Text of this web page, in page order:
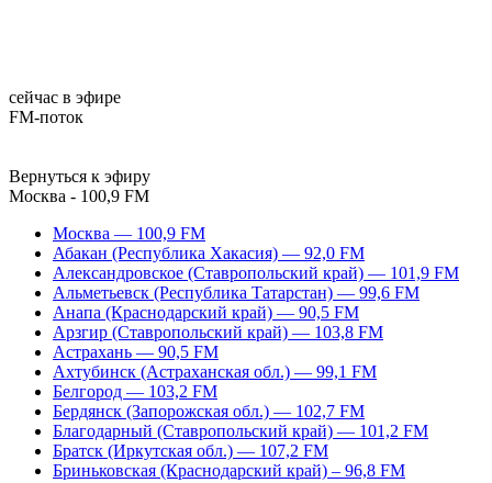
сейчас в эфире
FM-поток
Вернуться к эфиру
Москва - 100,9 FM
Москва — 100,9 FM
Абакан (Республика Хакасия) — 92,0 FM
Александровское (Ставропольский край) — 101,9 FM
Альметьевск (Республика Татарстан) — 99,6 FM
Анапа (Краснодарский край) — 90,5 FM
Арзгир (Ставропольский край) — 103,8 FM
Астрахань — 90,5 FM
Ахтубинск (Астраханская обл.) — 99,1 FM
Белгород — 103,2 FM
Бердянск (Запорожская обл.) — 102,7 FM
Благодарный (Ставропольский край) — 101,2 FM
Братск (Иркутская обл.) — 107,2 FM
Бриньковская (Краснодарский край) – 96,8 FM